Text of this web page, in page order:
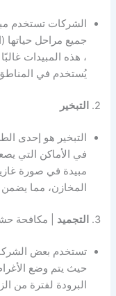
الشركات تستخدم
جميع مراحل حياتها
، هذه المبيدات
يُستخدم في
2. التبخير
التبخير هو إحدى
في الأماكن التي
مبيدة في صورة
المخازن، مما
3. التجميد | مكافحة
تستخدم بعض
حيث يتم وضع
البرودة لفترة من